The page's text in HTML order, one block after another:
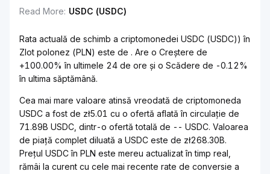
Read More: USDC (USDC)
Rata actuală de schimb a criptomonedei USDC (USDC)) în
Zlot polonez (PLN) este de . Are o Creștere de
+100.00% în ultimele 24 de ore și o Scădere de -0.12%
în ultima săptămână.
Cea mai mare valoare atinsă vreodată de criptomoneda
USDC a fost de zł5.01 cu o ofertă aflată în circulație de
71.89B USDC, dintr-o ofertă totală de -- USDC. Valoarea
de piață complet diluată a USDC este de zł268.30B.
Prețul USDC în PLN este mereu actualizat în timp real,
rămâi la curent cu cele mai recente rate de conversie a